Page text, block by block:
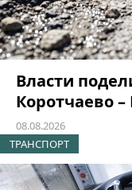
Власти
Коротчаево
08.08.2026
ТРАНСПОРТ